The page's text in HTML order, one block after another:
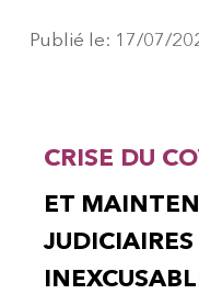
Publié le: 17/07/
CRISE DU
ET